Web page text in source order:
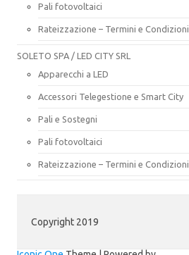
Pali fotovoltaici
Rateizzazione – Termini e Condizioni
SOLETO SPA / LED CITY SRL
Apparecchi a LED
Accessori Telegestione e Smart City
Pali e Sostegni
Pali fotovoltaici
Rateizzazione – Termini e Condizioni
Copyright 2019